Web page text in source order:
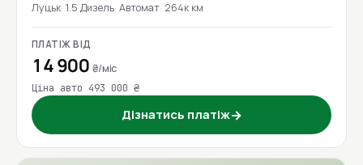
Луцьк 1.5 Дизель Автомат 264к км
ПЛАТІЖ ВІД
14 900 ₴/міс
Ціна авто 493 000 ₴
Дізнатись платіж→